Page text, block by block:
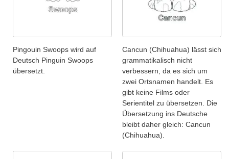
Pingouin Swoops wird auf
Deutsch Pinguin Swoops
übersetzt.
Cancun (Chihuahua) lässt sich
grammatikalisch nicht
verbessern, da es sich um
zwei Ortsnamen handelt. Es
gibt keine Films oder
Serientitel zu übersetzen. Die
Übersetzung ins Deutsche
bleibt daher gleich: Cancun
(Chihuahua).